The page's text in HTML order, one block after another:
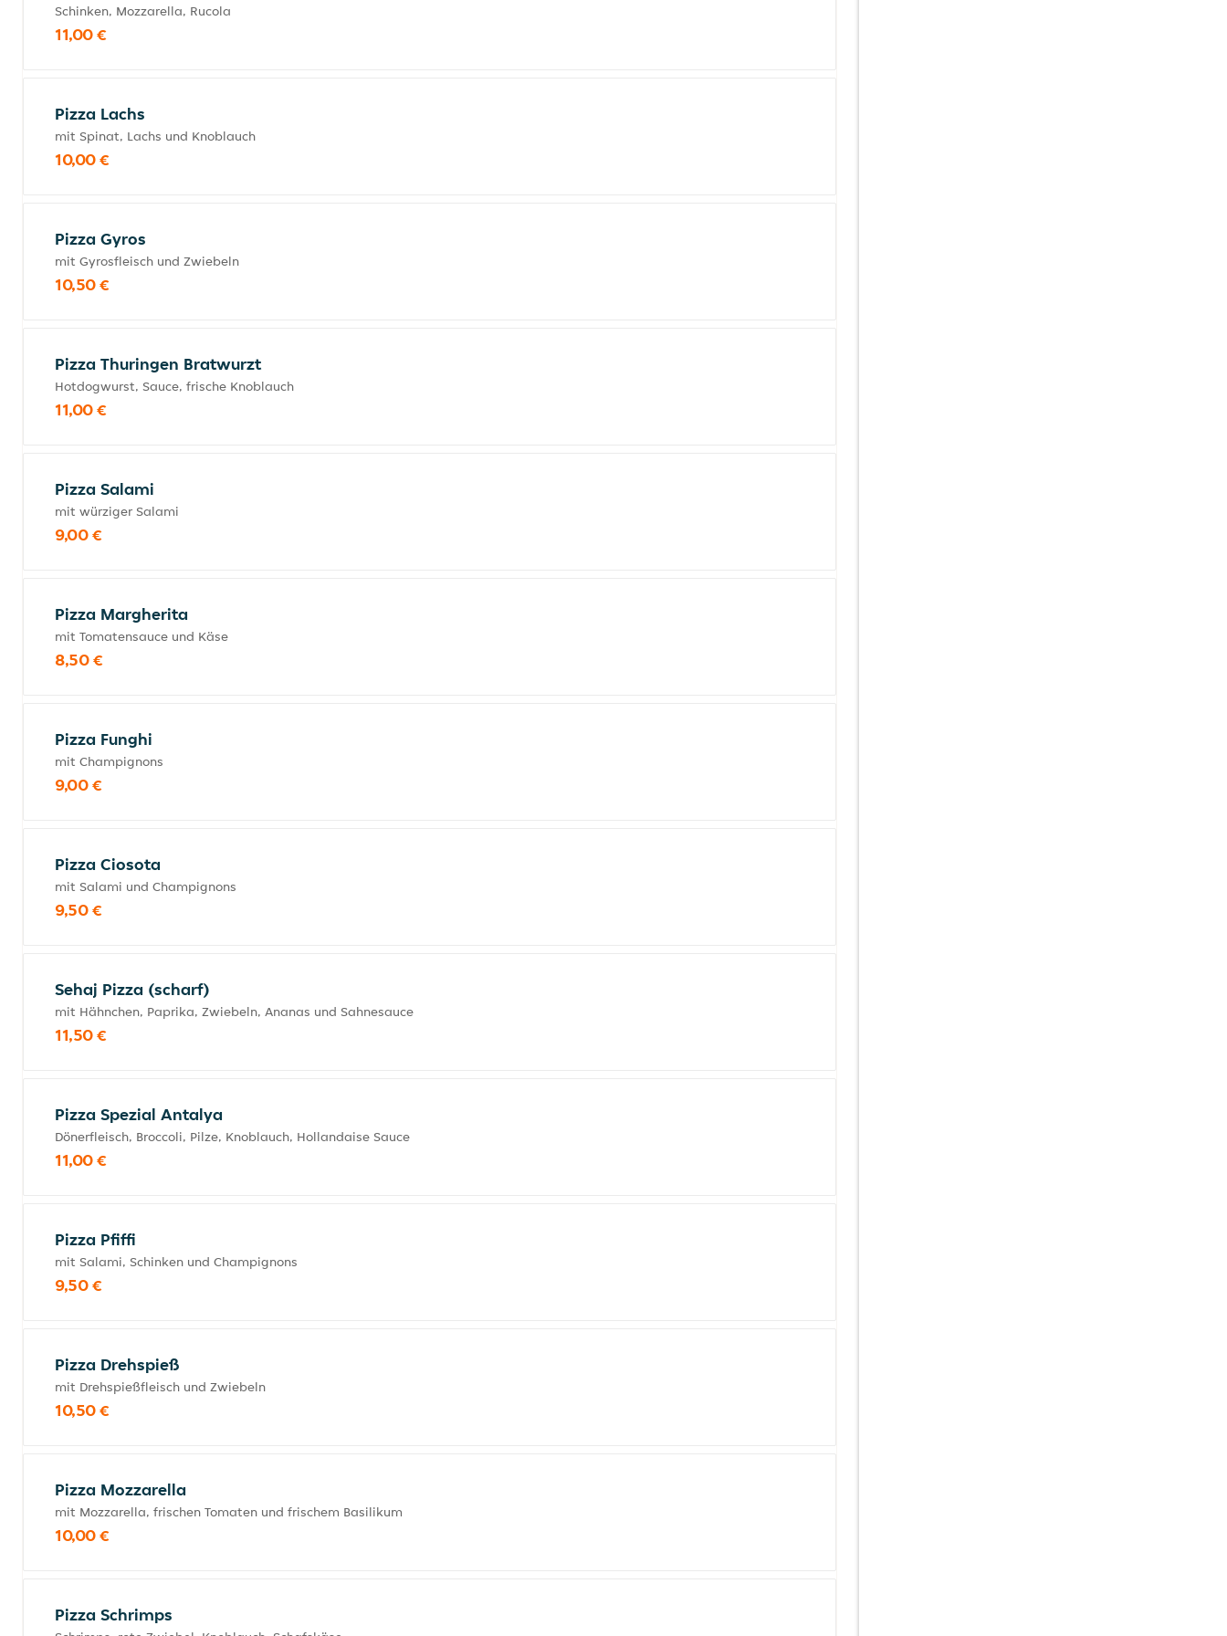
Schinken, Mozzarella, Rucola
11,00 €
Pizza Lachs
mit Spinat, Lachs und Knoblauch
10,00 €
Pizza Gyros
mit Gyrosfleisch und Zwiebeln
10,50 €
Pizza Thuringen Bratwurzt
Hotdogwurst, Sauce, frische Knoblauch
11,00 €
Pizza Salami
mit würziger Salami
9,00 €
Pizza Margherita
mit Tomatensauce und Käse
8,50 €
Pizza Funghi
mit Champignons
9,00 €
Pizza Ciosota
mit Salami und Champignons
9,50 €
Sehaj Pizza (scharf)
mit Hähnchen, Paprika, Zwiebeln, Ananas und Sahnesauce
11,50 €
Pizza Spezial Antalya
Dönerfleisch, Broccoli, Pilze, Knoblauch, Hollandaise Sauce
11,00 €
Pizza Pfiffi
mit Salami, Schinken und Champignons
9,50 €
Pizza Drehspieß
mit Drehspießfleisch und Zwiebeln
10,50 €
Pizza Mozzarella
mit Mozzarella, frischen Tomaten und frischem Basilikum
10,00 €
Pizza Schrimps